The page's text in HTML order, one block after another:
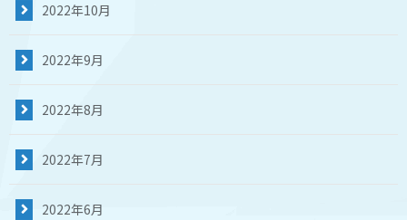
2022年10月
2022年9月
2022年8月
2022年7月
2022年6月